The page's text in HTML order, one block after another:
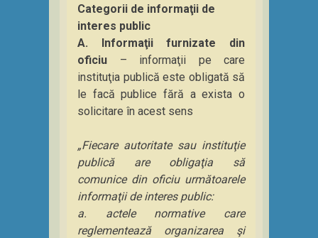
Categorii de informaţii de
interes public
A. Informaţii furnizate din
oficiu – informaţii pe care
instituţia publică este obligată să
le facă publice fără a exista o
solicitare în acest sens
„Fiecare autoritate sau instituţie
publică are obligaţia să
comunice din oficiu următoarele
informaţii de interes public:
a. actele normative care
reglementează organizarea şi